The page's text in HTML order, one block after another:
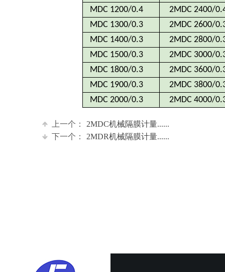
MDC 1200/0.4
2MDC 2400/
MDC 1300/0.3
2MDC 2600/
MDC 1400/0.3
2MDC 2800/
MDC 1500/0.3
2MDC 3000/
MDC 1800/0.3
2MDC 3600/
MDC 1900/0.3
2MDC 3800/
MDC 2000/0.3
2MDC 4000/
上一个：
2MDC机械隔膜计量......
下一个：
2MDR机械隔膜计量......